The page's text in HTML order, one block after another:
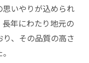
いやりが込められ
年にわたり地元の
、その品質の高さ